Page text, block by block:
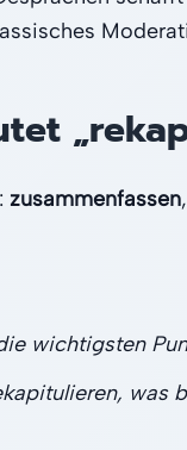
zusammenfassen,
wichtigsten
was